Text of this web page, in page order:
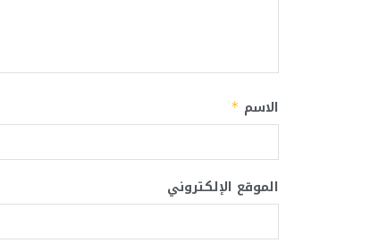
الاسم *
الموقع الإلكتروني